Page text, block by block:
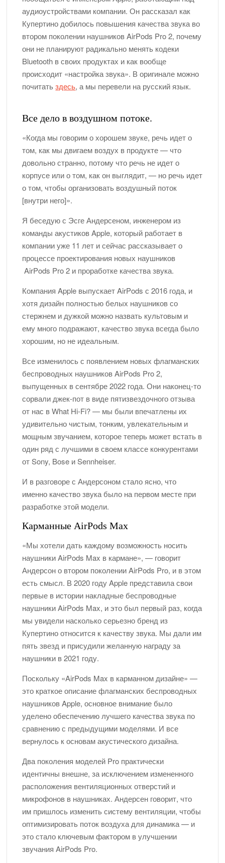
И снова про то, как легко и непринужденно разбить экран
Макбука…
Приглашаем в пятницу 20 марта на весенний квиз!
WiFi в офисе Fixed.one стал еще ближе к посетителям
А когда уже можно менять аккумулятор в айфоне? —
отвечает команда Fixed.one
Средняя стоимость ремонта iPhone в Fixed.one
Мы в Fixed.one нашли куда девать невостребованные
айфоны!
аудиоустройствами компании. Он рассказал как
Купертино добилось повышения качества звука во
втором поколении наушников AirPods Pro 2, почему
они не планируют радикально менять кодеки
Bluetooth в своих продуктах и как вообще
происходит «настройка звука». В оригинале можно
почитатьздесь, а мы перевели на русский язык.
Все дело в воздушном потоке.
«Когда мы говорим о хорошем звуке, речь идет о
том, как мы двигаем воздух в продукте — что
довольно странно, потому что речь не идет о
корпусе или о том, как он выглядит, — но речь идет
о том, чтобы организовать воздушный поток
[внутри него]».
Я беседую с Эсге Андерсеном, инженером из
команды акустиков Apple, который работает в
компании уже 11 лет и сейчас рассказывает о
процессе проектирования новых наушников
AirPods Pro 2 и проработке качества звука.
Компания Apple выпускает AirPods с 2016 года, и
хотя дизайн полностью белых наушников со
стержнем и дужкой можно назвать культовым и
ему много подражают, качество звука всегда было
хорошим, но не идеальным.
Все изменилось с появлением новых флагманских
беспроводных наушников AirPods Pro 2,
выпущенных в сентябре 2022 года. Они наконец-то
сорвали джек-пот в виде пятизвездочного отзыва
от нас в What Hi-Fi? — мы были впечатлены их
удивительно чистым, тонким, увлекательным и
мощным звучанием, которое теперь может встать в
один ряд с лучшими в своем классе конкурентами
от Sony, Bose и Sennheiser.
И в разговоре с Андерсоном стало ясно, что
именно качество звука было на первом месте при
разработке этой модели.
Карманные AirPods Max
«Мы хотели дать каждому возможность носить
наушники AirPods Max в кармане», — говорит
Андерсон о втором поколении AirPods Pro, и в этом
есть смысл. В 2020 году Apple представила свои
первые в истории накладные беспроводные
наушники AirPods Max, и это был первый раз, когда
мы увидели насколько серьезно бренд из
Купертино относится к качеству звука. Мы дали им
пять звезд и присудили желанную награду за
наушники в 2021 году.
Поскольку «AirPods Max в карманном дизайне» —
это краткое описание флагманских беспроводных
наушников Apple, основное внимание было
уделено обеспечению лучшего качества звука по
сравнению с предыдущими моделями. И все
вернулось к основам акустического дизайна.
Два поколения моделей Pro практически
идентичны внешне, за исключением измененного
расположения вентиляционных отверстий и
микрофонов в наушниках. Андерсен говорит, что
им пришлось изменить систему вентиляции, чтобы
оптимизировать поток воздуха для динамика — и
это стало ключевым фактором в улучшении
звучания AirPods Pro.